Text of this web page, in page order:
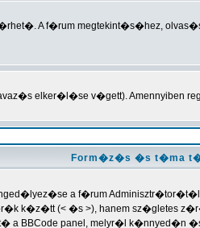
A f�rum megtekint�s�hez,
elker�l�se v�gett). Amennyiben
Form�z�s �s t�ma
a f�rum
k�z�tt (< �s >), hanem sz�gletes
BBCode panel, melyr�l k�nnyed�n